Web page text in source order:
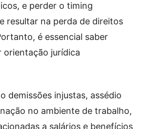
e perder o timing
resultar na perda de direitos
é essencial saber
orientação jurídica
demissões injustas, assédio
no ambiente de trabalho,
a salários e benefícios